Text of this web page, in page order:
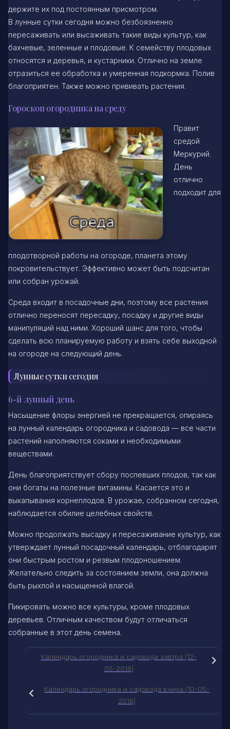
держите их под постоянным присмотром.
В лунные сутки сегодня можно безбоязненно
пересаживать или высаживать такие виды культур, как
бахчевые, зеленные и плодовые. К семейству плодовых
относятся и деревья, и кустарники. Отлично на земле
отразиться ее обработка и умеренная подкормка. Полив
благоприятен. Также можно прививать растения.
Гороскоп огородника на среду
Правит
средой
Меркурий.
День
отлично
подходит для
плодотворной работы на огороде, планета этому
покровительствует. Эффективно может быть подсчитан
или собран урожай.
Среда входит в посадочные дни, поэтому все растения
отлично переносят пересадку, посадку и другие виды
манипуляций над ними. Хороший шанс для того, чтобы
сделать всю планируемую работу и взять себе выходной
на огороде на следующий день.
Лунные сутки сегодня
6-й лунный день
Насыщение флоры энергией не прекращается, опираясь
на лунный календарь огородника и садовода — все части
растений наполняются соками и необходимыми
веществами.
День благоприятствует сбору поспевших плодов, так как
они богаты на полезные витамины. Касается это и
выкапывания корнеплодов. В урожае, собранном сегодня,
наблюдается обилие целебных свойств.
Можно продолжать высадку и пересаживание культур, как
утверждает лунный посадочный календарь, отблагодарят
они быстрым ростом и резвым плодоношением.
Желательно следить за состоянием земли, она должна
быть рыхлой и насыщенной влагой.
Пикировать можно все культуры, кроме плодовых
деревьев. Отличным качеством будут отличаться
собранные в этот день семена.
Календарь огородника и садовода завтра (12-
05-2016)
Календарь огородника и садовода вчера (10-05-
2016)